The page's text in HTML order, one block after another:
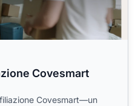
Covesmart
Covesmart—un